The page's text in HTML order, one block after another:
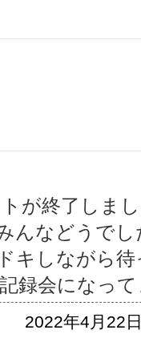
が終了しま
んなどうで
キしながら
録会になっ
2022年4月22